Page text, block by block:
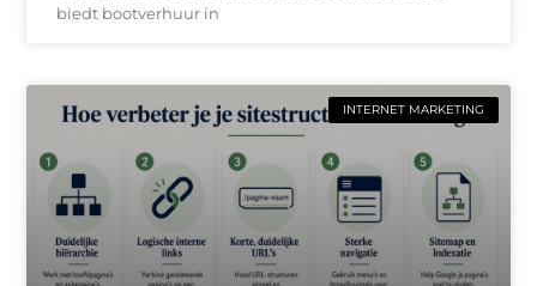
biedt bootverhuur in
INTERNET MARKETING